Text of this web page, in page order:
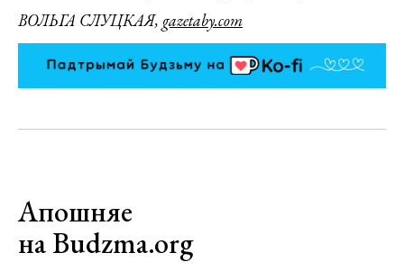
ВОЛЬГА СЛУЦКАЯ, gazetaby.com
Апошняе
на Budzma.org